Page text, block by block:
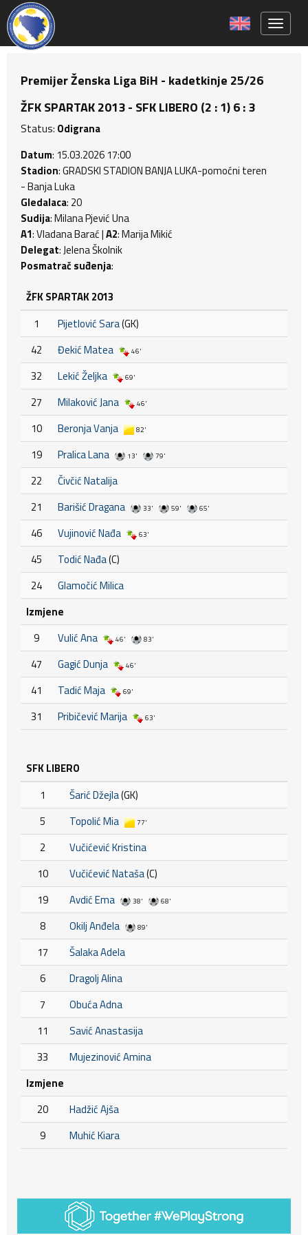
Premijer Ženska Liga BiH - kadetkinje 25/26
ŽFK SPARTAK 2013 - SFK LIBERO (2 : 1) 6 : 3
Status: Odigrana
Datum: 15.03.2026 17:00
Stadion: GRADSKI STADION BANJA LUKA-pomoćni teren
- Banja Luka
Gledalaca: 20
Sudija: Milana Pjević Una
A1: Vladana Barać |A2: Marija Mikić
Delegat: Jelena Školnik
Posmatrač suđenja:
ŽFK SPARTAK 2013
1
Pijetlović Sara(GK)
42
Đekić Matea 46'
32 Lekić Željka 69'
27 Milaković Jana 46'
10 Beronja Vanja 82'
19 Pralica Lana 13' 79'
22
Čivčić Natalija
21
Barišić Dragana 33' 59' 65'
46 Vujinović Nađa 63'
45 Todić Nađa(C)
24
Glamočić Milica
Izmjene
9
Vulić Ana 46' 83'
47 Gagić Dunja 46'
41 Tadić Maja 69'
31 Pribičević Marija 63'
SFK LIBERO
1
Šarić Džejla(GK)
5
Topolić Mia 77'
2
Vučićević Kristina
10
Vučićević Nataša(C)
19
Avdić Ema 38' 68'
8 Okilj Anđela 89'
17
Šalaka Adela
6
Dragolj Alina
7
Obuća Adna
11
Savić Anastasija
33
Mujezinović Amina
Izmjene
20
Hadžić Ajša
9
Muhić Kiara